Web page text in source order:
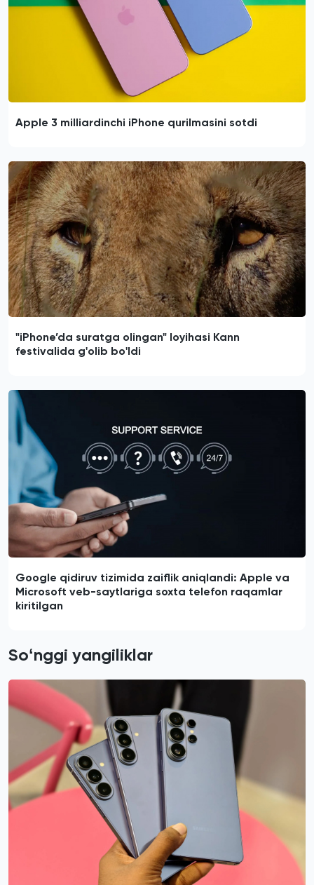
Apple 3 milliardinchi iPhone qurilmasini sotdi
"iPhone’da suratga olingan" loyihasi Kann
festivalida g'olib bo'ldi
Google qidiruv tizimida zaiflik aniqlandi: Apple va
Microsoft veb-saytlariga soxta telefon raqamlar
kiritilgan
Soʻnggi yangiliklar